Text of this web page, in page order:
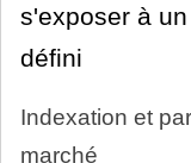
s'exposer à
défini
Indexation et
marché